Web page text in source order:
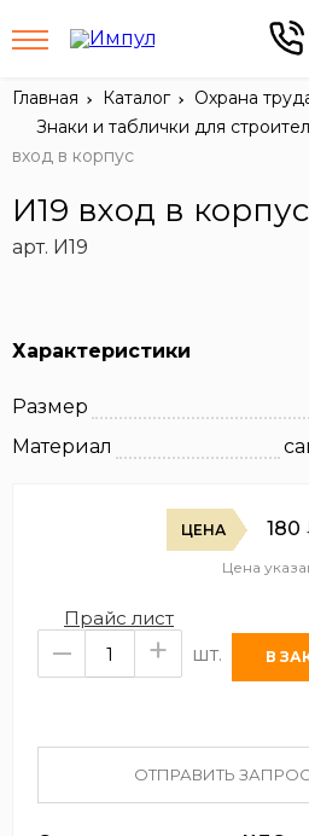
Главная Каталог Охрана
Знаки и таблички для
вход в корпус
И19 вход в корпус
арт. И19
Характеристики
Размер
Материал
ЦЕНА 180
Цена
Прайс лист
– + шт.
ОТПРАВИТЬ